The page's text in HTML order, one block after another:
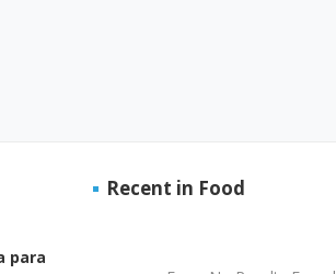
para
Recent in Food